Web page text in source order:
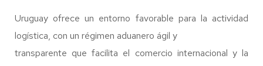
Uruguay ofrece un entorno favorable para la actividad
logística, con un régimen aduanero ágil y
transparente que facilita el comercio internacional y la